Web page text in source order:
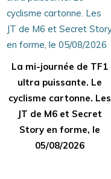
La mi-journée de TF1
ultra puissante. Le
cyclisme cartonne. Les
JT de M6 et Secret
Story en forme, le
05/08/2026